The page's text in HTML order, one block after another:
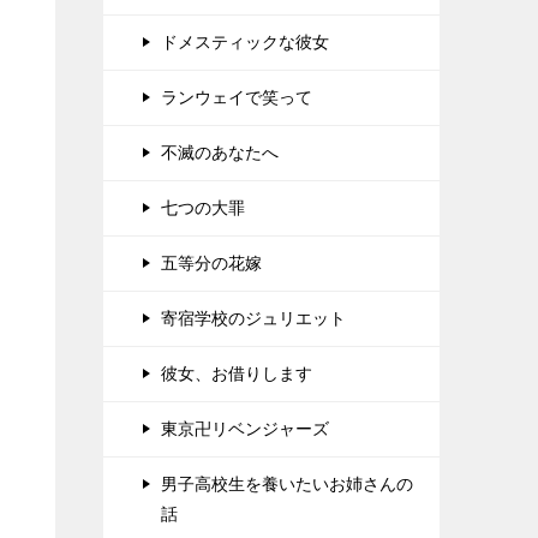
ドメスティックな彼女
ランウェイで笑って
不滅のあなたへ
七つの大罪
五等分の花嫁
寄宿学校のジュリエット
彼女、お借りします
東京卍リベンジャーズ
男子高校生を養いたいお姉さんの
話